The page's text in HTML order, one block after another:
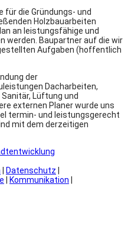
für die Gründungs- und
Holzbauarbeiten
an leistungsfähige und
werden. Baupartner auf die wir
Aufgaben (hoffentlich
der
Dacharbeiten,
Lüftung und
externen Planer wurde uns
termin- und leistungsgerecht
mit dem derzeitigen
Datenschutz
Kommunikation